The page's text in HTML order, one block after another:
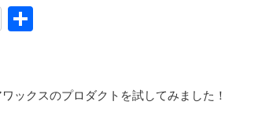
ックスのプロダクトを試してみました！